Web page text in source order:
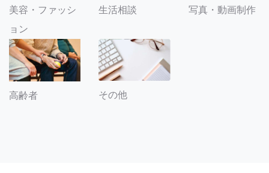
美容・ファッシ
ョン
生活相談 写真・動画制作
高齢者 その他